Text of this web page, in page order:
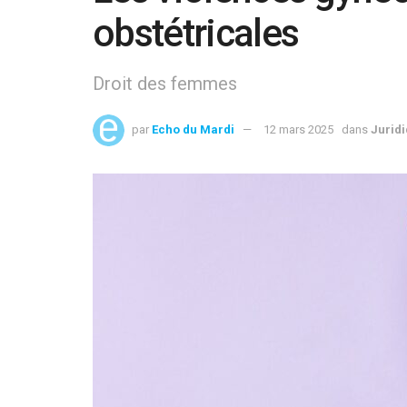
obstétricales
Droit des femmes
par Echo du Mardi 12 mars 2025 dans